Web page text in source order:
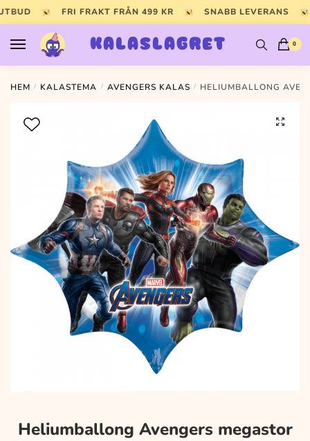
Skip
to
navigation
Skip
to
content
FRI FRAKT FRÅN 499 KR SNABB LEVERANS
KALASLAGRET 0
HEM / KALASTEMA / AVENGERS KALAS / HELIUMBALLONG
🔍
Heliumballong Avengers megastor